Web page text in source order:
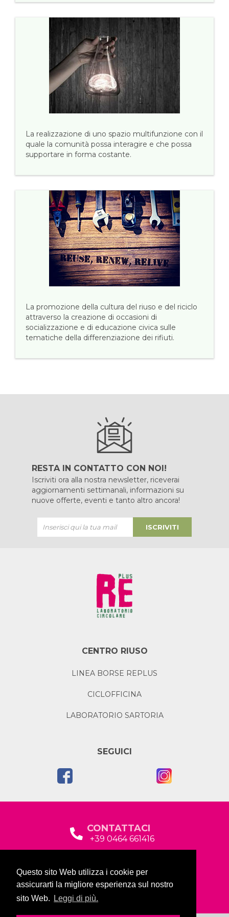
Questo sito Web utilizza i cookie per
assicurarti la migliore esperienza sul nostro
sito Web.
Leggi di più.
La realizzazione di uno spazio multifunzione con il
quale la comunità possa interagire e che possa
supportare in forma costante.
La promozione della cultura del riuso e del riciclo
attraverso la creazione di occasioni di
socializzazione e di educazione civica sulle
tematiche della differenziazione dei rifiuti.
RESTA IN CONTATTO CON NOI!
Iscriviti ora alla nostra newsletter, riceverai
aggiornamenti settimanali, informazioni su
nuove offerte, eventi e tanto altro ancora!
ISCRIVITI
CENTRO RIUSO
LINEA BORSE REPLUS
CICLOFFICINA
LABORATORIO SARTORIA
SEGUICI
CONTATTACI
+39 0464 661416
Via Baltera, 19
38066 Riva del Garda (TN)